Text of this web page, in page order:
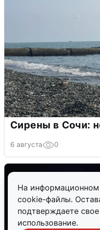
На
cookie-файлы.
подтверждаете свое
использование.
Сирены в Сочи:
6 августа 0